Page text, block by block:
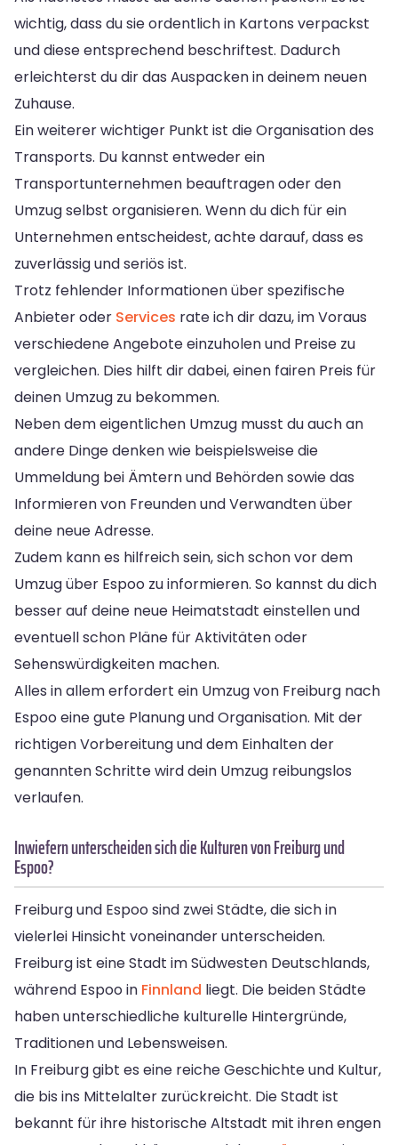
wichtig, dass du sie ordentlich in Kartons verpackst
und diese entsprechend beschriftest. Dadurch
erleichterst du dir das Auspacken in deinem neuen
Zuhause.
Ein weiterer wichtiger Punkt ist die Organisation des
Transports. Du kannst entweder ein
Transportunternehmen beauftragen oder den
Umzug selbst organisieren. Wenn du dich für ein
Unternehmen entscheidest, achte darauf, dass es
zuverlässig und seriös ist.
Trotz fehlender Informationen über spezifische
Anbieter oder Services rate ich dir dazu, im Voraus
verschiedene Angebote einzuholen und Preise zu
vergleichen. Dies hilft dir dabei, einen fairen Preis für
deinen Umzug zu bekommen.
Neben dem eigentlichen Umzug musst du auch an
andere Dinge denken wie beispielsweise die
Ummeldung bei Ämtern und Behörden sowie das
Informieren von Freunden und Verwandten über
deine neue Adresse.
Zudem kann es hilfreich sein, sich schon vor dem
Umzug über Espoo zu informieren. So kannst du dich
besser auf deine neue Heimatstadt einstellen und
eventuell schon Pläne für Aktivitäten oder
Sehenswürdigkeiten machen.
Alles in allem erfordert ein Umzug von Freiburg nach
Espoo eine gute Planung und Organisation. Mit der
richtigen Vorbereitung und dem Einhalten der
genannten Schritte wird dein Umzug reibungslos
verlaufen.
Inwiefern unterscheiden sich die Kulturen von Freiburg und
Espoo?
Freiburg und Espoo sind zwei Städte, die sich in
vielerlei Hinsicht voneinander unterscheiden.
Freiburg ist eine Stadt im Südwesten Deutschlands,
während Espoo in Finnland liegt. Die beiden Städte
haben unterschiedliche kulturelle Hintergründe,
Traditionen und Lebensweisen.
In Freiburg gibt es eine reiche Geschichte und Kultur,
die bis ins Mittelalter zurückreicht. Die Stadt ist
bekannt für ihre historische Altstadt mit ihren engen